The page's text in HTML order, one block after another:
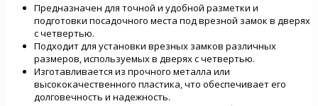
Предназначен для точной и удобной разметки и
подготовки посадочного места под врезной замок в дверях
с четвертью.
Подходит для установки врезных замков различных
размеров, используемых в дверях с четвертью.
Изготавливается из прочного металла или
высококачественного пластика, что обеспечивает его
долговечность и надежность.